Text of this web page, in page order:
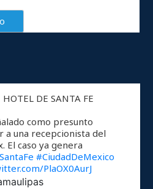
DE SANTA FE
como presunto
a una recepcionista del
El caso ya genera
#CiudadDeMexico
PlaOX0AurJ